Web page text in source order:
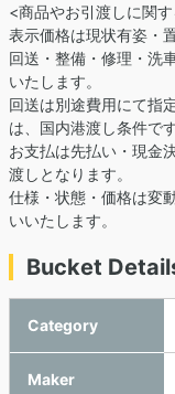
<商品やお引渡しに関
表示価格は現状有姿・
回送・整備・修理・洗
いたします。
回送は別途費用にて指
は、国内港渡し条件です
お支払は先払い・現金
渡しとなります。
仕様・状態・価格は変
いいたします。
Bucket
Category
Maker